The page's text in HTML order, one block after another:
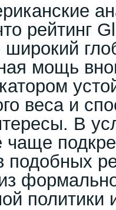
рейтинг
широкий
мощь
веса и
В
чаще
политики